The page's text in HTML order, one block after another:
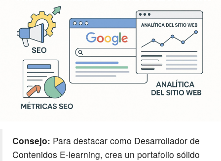
Consejo: Para destacar como Desarrollador de
Contenidos E-learning, crea un portafolio sólido